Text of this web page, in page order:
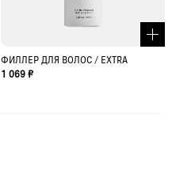
ФИЛЛЕР ДЛЯ ВОЛОС / EXTRA
1 069 ₽